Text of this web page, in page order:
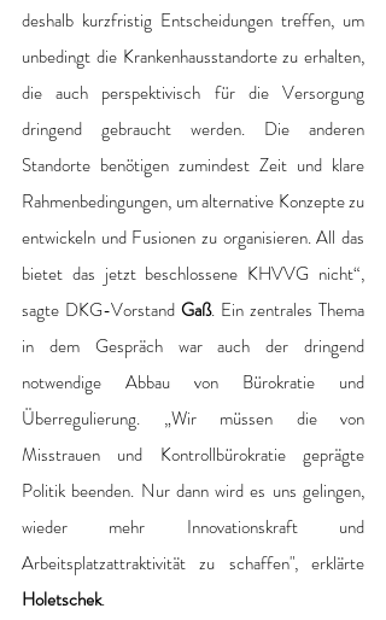
deshalb kurzfristig Entscheidungen treffen, um
unbedingt die Krankenhausstandorte zu erhalten,
die auch perspektivisch für die Versorgung
dringend gebraucht werden. Die anderen
Standorte benötigen zumindest Zeit und klare
Rahmenbedingungen, um alternative Konzepte zu
entwickeln und Fusionen zu organisieren. All das
bietet das jetzt beschlossene KHVVG nicht“,
sagte DKG-Vorstand Gaß. Ein zentrales Thema
in dem Gespräch war auch der dringend
notwendige Abbau von Bürokratie und
Überregulierung. „Wir müssen die von
Misstrauen und Kontrollbürokratie geprägte
Politik beenden. Nur dann wird es uns gelingen,
wieder mehr Innovationskraft und
Holetschek.